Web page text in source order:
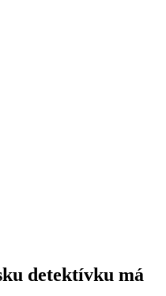
detektívku má